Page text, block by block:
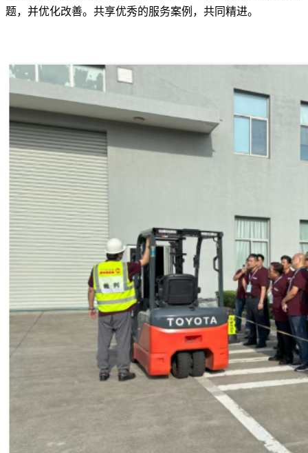
题，并优化改善。共享优秀的服务案例，共同精进。